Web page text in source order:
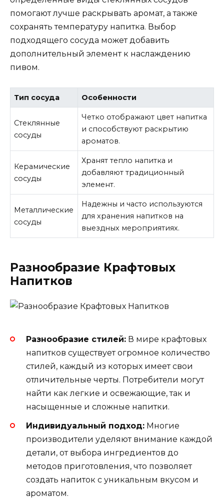
помогают лучше раскрывать аромат, а также
сохранять температуру напитка. Выбор
подходящего сосуда может добавить
дополнительный элемент к наслаждению
пивом.
Тип сосуда Особенности
Стеклянные
сосуды
Четко отображают цвет напитка
и способствуют раскрытию
ароматов.
Керамические
сосуды
Хранят тепло напитка и
добавляют традиционный
элемент.
Металлические
сосуды
Надежны и часто используются
для хранения напитков на
выездных мероприятиях.
Разнообразие Крафтовых
Напитков
Разнообразие стилей: В мире крафтовых
напитков существует огромное количество
стилей, каждый из которых имеет свои
отличительные черты. Потребители могут
найти как легкие и освежающие, так и
насыщенные и сложные напитки.
Индивидуальный подход: Многие
производители уделяют внимание каждой
детали, от выбора ингредиентов до
методов приготовления, что позволяет
создать напиток с уникальным вкусом и
ароматом.